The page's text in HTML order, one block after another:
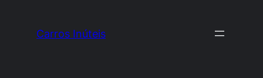
Carros Inúteis